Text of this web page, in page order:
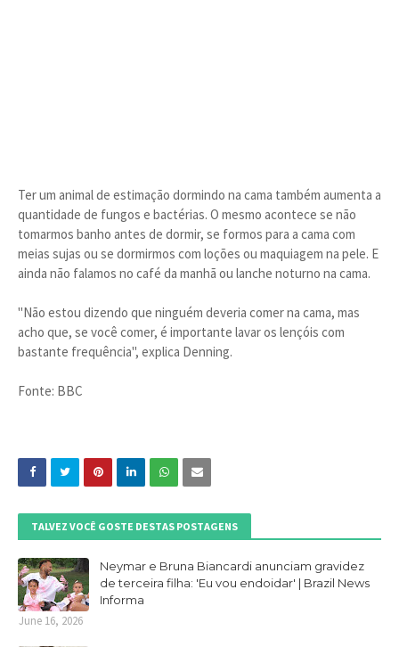
Ter um animal de estimação dormindo na cama também aumenta a
quantidade de fungos e bactérias. O mesmo acontece se não
tomarmos banho antes de dormir, se formos para a cama com
meias sujas ou se dormirmos com loções ou maquiagem na pele. E
ainda não falamos no café da manhã ou lanche noturno na cama.
"Não estou dizendo que ninguém deveria comer na cama, mas
acho que, se você comer, é importante lavar os lençóis com
bastante frequência", explica Denning.
Fonte: BBC
TALVEZ VOCÊ GOSTE DESTAS POSTAGENS
Neymar e Bruna Biancardi anunciam gravidez
de terceira filha: 'Eu vou endoidar' | Brazil News
Informa
June 16, 2026